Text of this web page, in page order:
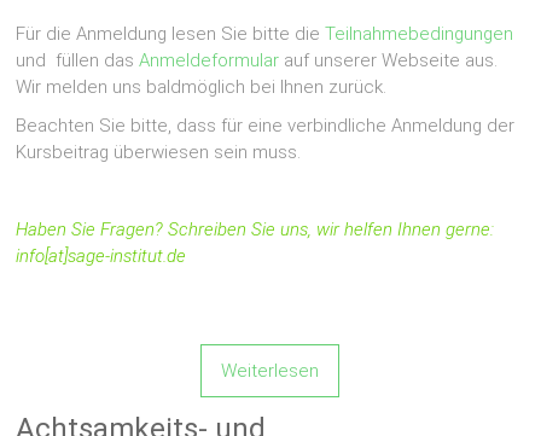
Für die Anmeldung lesen Sie bitte dieTeilnahmebedingungen
und füllen dasAnmeldeformular auf unserer Webseite aus.
Wir melden uns baldmöglich bei Ihnen zurück.
Beachten Sie bitte, dass für eine verbindliche Anmeldung der
Kursbeitrag überwiesen sein muss.
Haben Sie Fragen? Schreiben Sie uns, wir helfen Ihnen gerne:
info[at]sage-institut.de
Weiterlesen
Achtsamkeits- und